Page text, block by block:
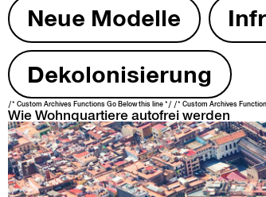
Neue Mod­elle
Dekolonisierung
/* Custom Archives Functions Go Below this line */ /* Custom Archives
Wie Wohnquartiere autofrei werden